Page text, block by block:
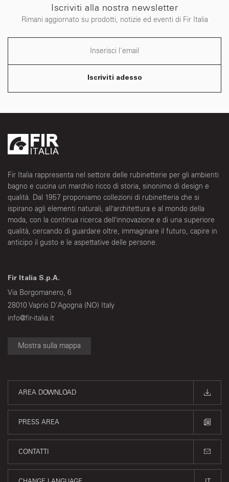
Iscriviti alla nostra newsletter
Rimani aggiornato su prodotti, notizie ed eventi di Fir Italia
Iscriviti adesso
Fir Italia rappresenta nel settore delle rubinetterie per gli ambienti
bagno e cucina un marchio ricco di storia, sinonimo di design e
qualità. Dal 1957 proponiamo collezioni di rubinetteria che si
ispirano agli elementi naturali, all’architettura e al mondo della
moda, con la continua ricerca dell’innovazione e di una superiore
qualità, cercando di guardare oltre, immaginare il futuro, capire in
anticipo il gusto e le aspettative delle persone.
Fir Italia S.p.A.
Via Borgomanero, 6
28010 Vaprio D'Agogna (NO) Italy
info@fir-italia.it
Mostra sulla mappa
AREA DOWNLOAD
PRESS AREA
CONTATTI